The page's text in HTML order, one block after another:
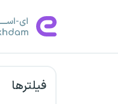
فیلترها